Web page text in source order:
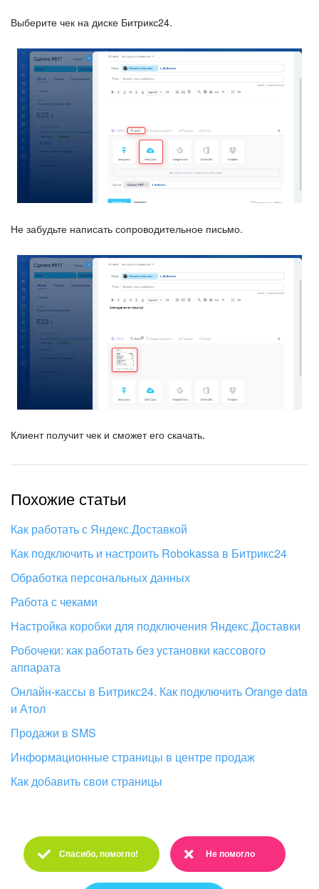
Выберите чек на диске Битрикс24.
Не забудьте написать сопроводительное письмо.
Клиент получит чек и сможет его скачать.
Похожие статьи
Как работать с Яндекс.Доставкой
Как подключить и настроить Robokassa в Битрикс24
Обработка персональных данных
Работа с чеками
Настройка коробки для подключения Яндекс.Доставки
Робочеки: как работать без установки кассового
аппарата
Онлайн-кассы в Битрикс24. Как подключить Orange data
и Атол
Продажи в SMS
Информационные страницы в центре продаж
Как добавить свои страницы
Спасибо, помогло! Не помогло